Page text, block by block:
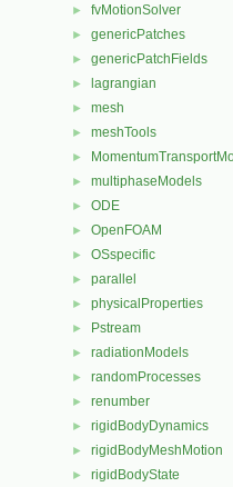
► fvMotionSolver
► genericPatches
► genericPatchFields
► lagrangian
► mesh
► meshTools
►
► multiphaseModels
► ODE
► OpenFOAM
► OSspecific
► parallel
► physicalProperties
► Pstream
► radiationModels
► randomProcesses
► renumber
► rigidBodyDynamics
► rigidBodyMeshMotion
► rigidBodyState